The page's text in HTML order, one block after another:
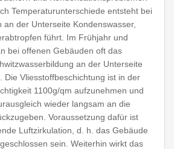
Temperaturunterschiede entsteht bei
an der Unterseite Kondenswasser,
führt. Im Frühjahr und
bei offenen Gebäuden oft das
an der Unterseite
Die Vliesstoffbeschichtung ist in der
1100g/qm aufzunehmen und
wieder langsam an die
Voraussetzung dafür ist
Luftzirkulation, d. h. das Gebäude
sein. Weiterhin wirkt das